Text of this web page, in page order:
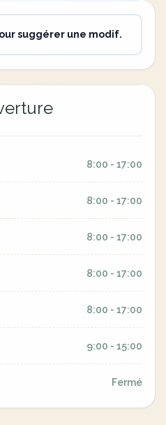
suggérer une modif.
8:00 - 17:00
8:00 - 17:00
8:00 - 17:00
8:00 - 17:00
8:00 - 17:00
9:00 - 15:00
Fermé